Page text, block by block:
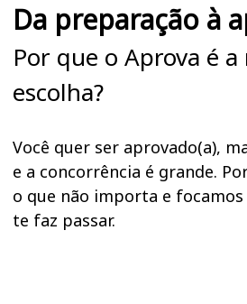
Da preparação à
Por que o Aprova é
escolha?
Você quer ser aprovado(a),
e a concorrência é grande.
o que não importa e
te faz passar.